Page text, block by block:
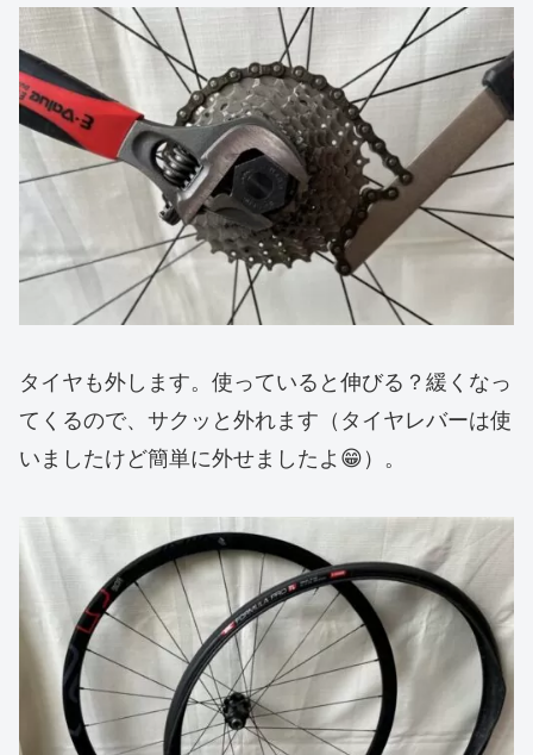
タイヤも外します。使っていると伸びる？緩くなっ
てくるので、サクッと外れます（タイヤレバーは使
いましたけど簡単に外せましたよ😁）。